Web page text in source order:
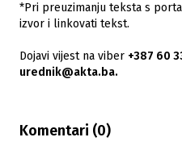
*Pri preuzimanju teksta s
izvor i linkovati tekst.
Dojavi vijest na viber +387 60
urednik@akta.ba.
Komentari (0)